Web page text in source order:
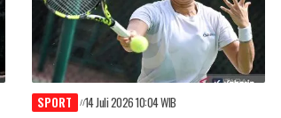
SPORT 14 Juli 2026 10:04 WIB